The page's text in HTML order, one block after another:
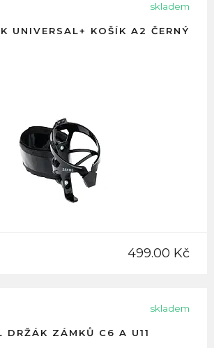
skladem
UNIVERSAL+ KOŠÍK A2 ČERNÝ
499.00 Kč
skladem
DRŽÁK ZÁMKŮ C6 A U11